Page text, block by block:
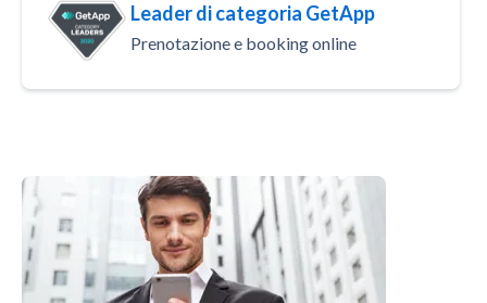
Leader di categoria GetApp
Prenotazione e booking online